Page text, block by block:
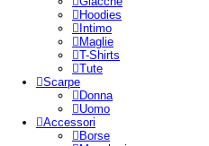
Hoodies
Intimo
Maglie
T-Shirts
Tute
Scarpe
Donna
Uomo
Accessori
Borse